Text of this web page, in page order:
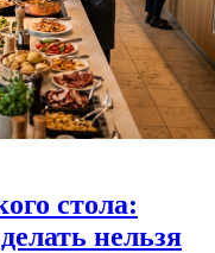
стола:
нельзя